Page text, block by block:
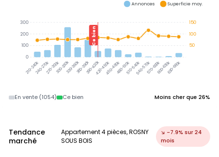
210-240k240-270k270-300k300-330k330-360k360-390k390-420k420-450k450-480k480-510k510-540k540-570k570-600k600-630k630-660k
Ce bien
150
100
50
300
200
100
0
Annonces Superficie moy.
En vente (1054) Ce bien Moins cher que 26%
Tendance
marché
Appartement 4 pièces, ROSNY
SOUS BOIS
↘ -7.9% sur 24
mois